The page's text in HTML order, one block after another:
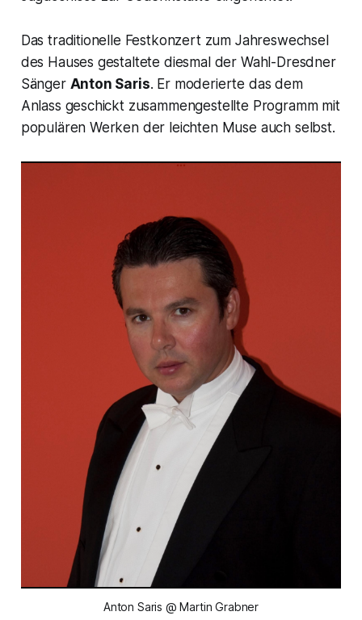
Das traditionelle Festkonzert zum Jahreswechsel
des Hauses gestaltete diesmal der Wahl-Dresdner
Sänger Anton Saris. Er moderierte das dem
Anlass geschickt zusammengestellte Programm mit
populären Werken der leichten Muse auch selbst.
Anton Saris @ Martin Grabner